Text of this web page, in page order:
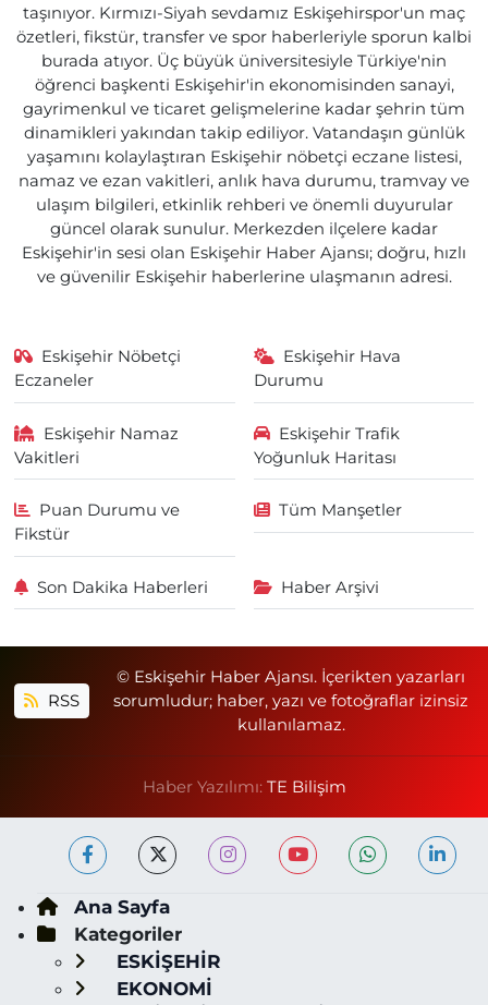
taşınıyor. Kırmızı-Siyah sevdamız Eskişehirspor'un maç
özetleri, fikstür, transfer ve spor haberleriyle sporun kalbi
burada atıyor. Üç büyük üniversitesiyle Türkiye'nin
öğrenci başkenti Eskişehir'in ekonomisinden sanayi,
gayrimenkul ve ticaret gelişmelerine kadar şehrin tüm
dinamikleri yakından takip ediliyor. Vatandaşın günlük
yaşamını kolaylaştıran Eskişehir nöbetçi eczane listesi,
namaz ve ezan vakitleri, anlık hava durumu, tramvay ve
ulaşım bilgileri, etkinlik rehberi ve önemli duyurular
güncel olarak sunulur. Merkezden ilçelere kadar
Eskişehir'in sesi olan Eskişehir Haber Ajansı; doğru, hızlı
ve güvenilir Eskişehir haberlerine ulaşmanın adresi.
Eskişehir Nöbetçi
Eczaneler
Eskişehir Hava
Durumu
Eskişehir Namaz
Vakitleri
Eskişehir Trafik
Yoğunluk Haritası
Puan Durumu ve
Fikstür
Tüm Manşetler
Son Dakika Haberleri Haber Arşivi
RSS
© Eskişehir Haber Ajansı. İçerikten yazarları
sorumludur; haber, yazı ve fotoğraflar izinsiz
kullanılamaz.
Haber Yazılımı: TE Bilişim
Ana Sayfa
Kategoriler
ESKİŞEHİR
EKONOMİ